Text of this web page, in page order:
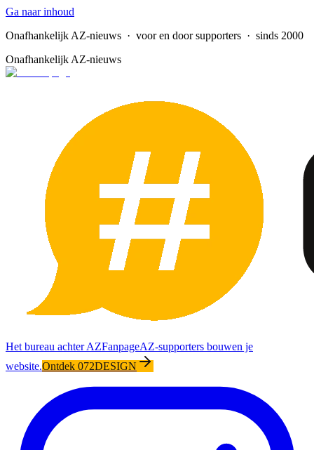
Ga naar inhoud
Onafhankelijk AZ-nieuws · voor en door supporters · sinds 2000
Onafhankelijk AZ-nieuws
Het bureau achter AZFanpageAZ-supporters bouwen je
website.Ontdek 072DESIGN